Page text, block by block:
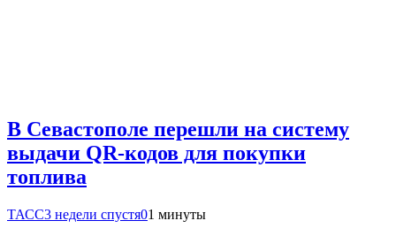
В Севастополе перешли на систему
выдачи QR-кодов для покупки
топлива
ТАСС3 недели спустя01 минуты